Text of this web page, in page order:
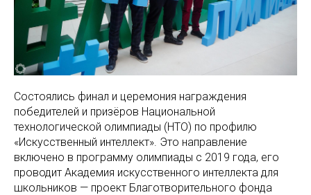
Состоялись финал и церемония награждения
победителей и призёров Национальной
технологической олимпиады (НТО) по профилю
«Искусственный интеллект». Это направление
включено в программу олимпиады с 2019 года, его
проводит Академия искусственного интеллекта для
школьников — проект Благотворительного фонда